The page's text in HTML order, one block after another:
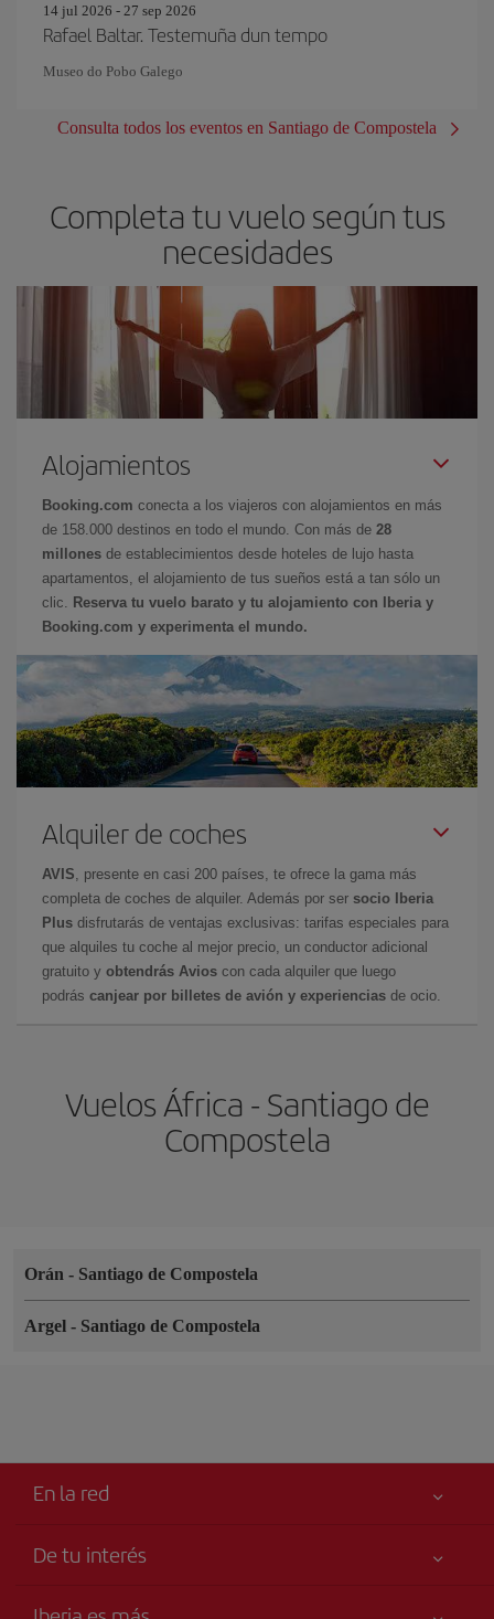
14 jul 2026 - 27 sep 2026
Rafael Baltar. Testemuña dun tempo
Museo do Pobo Galego
Consulta todos los eventos en Santiago de Compostela
Completa tu vuelo según tus
necesidades
Alojamientos
Booking.com conecta a los viajeros con alojamientos en más
de 158.000 destinos en todo el mundo. Con más de 28
millones de establecimientos desde hoteles de lujo hasta
apartamentos, el alojamiento de tus sueños está a tan sólo un
clic.
Reserva tu vuelo barato y tu alojamiento con Iberia y
Booking.com y experimenta el mundo.
Alquiler de coches
AVIS , presente en casi 200 países, te ofrece la gama más
completa de coches de alquiler. Además por ser socio Iberia
Plus disfrutarás de ventajas exclusivas: tarifas especiales para
que alquiles tu coche al mejor precio, un conductor adicional
gratuito y obtendrás Avios con cada alquiler que luego
podrás canjear por billetes de avión y experiencias de ocio.
Vuelos África - Santiago de
Compostela
Orán - Santiago de Compostela
Argel - Santiago de Compostela
En la red
De tu interés